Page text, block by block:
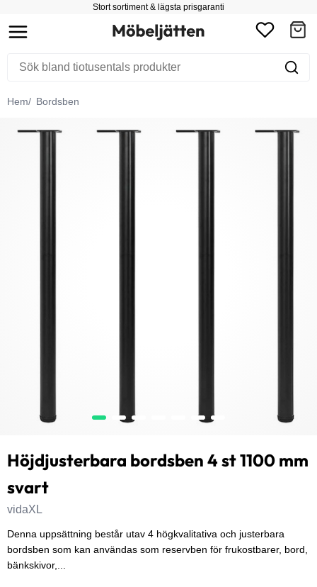
Stort sortiment & lägsta prisgaranti
Hem Bordsben
Höjdjusterbara bordsben 4 st 1100 mm
svart
vidaXL
Denna uppsättning består utav 4 högkvalitativa och justerbara
bordsben som kan användas som reservben för frukostbarer, bord,
bänkskivor,...